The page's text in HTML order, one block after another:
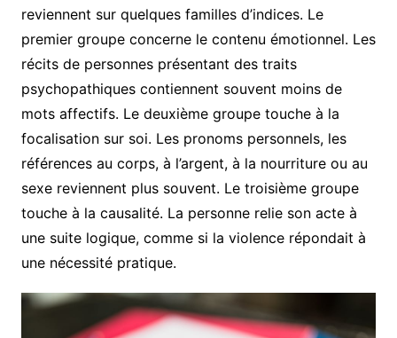
reviennent sur quelques familles d’indices. Le
premier groupe concerne le contenu émotionnel. Les
récits de personnes présentant des traits
psychopathiques contiennent souvent moins de
mots affectifs. Le deuxième groupe touche à la
focalisation sur soi. Les pronoms personnels, les
références au corps, à l’argent, à la nourriture ou au
sexe reviennent plus souvent. Le troisième groupe
touche à la causalité. La personne relie son acte à
une suite logique, comme si la violence répondait à
une nécessité pratique.